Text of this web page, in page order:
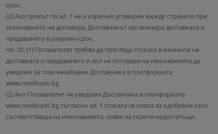
срок.
(2) Ако срокът по ал. 1 не е изрично уговорен между страните при
сключването на договора, Доставчикът организира доставката и
предаването в разумен срок.
Чл. 20. (1) Ползвателят трябва да прегледа стоката в момента на
доставката и предаването и ако не отговаря на изискванията да
уведоми за това незабавно Доставчика в платформата
www.medivaric.bg
(2) Ако Ползвателят не уведоми Доставчика в платформата
www.medivaric.bg съгласно ал. 1 стоката се смята за одобрена като
съответстваща на изискванията, освен за скрити недостатъци.